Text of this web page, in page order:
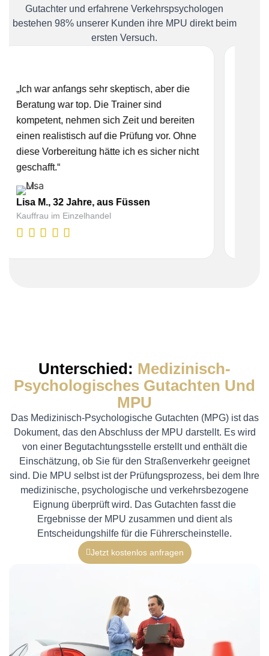
Gutachter und erfahrene Verkehrspsychologen
bestehen 98% unserer Kunden ihre MPU direkt beim
ersten Versuch.
anfangs sehr skeptisch, aber die
war top. Die Trainer sind
nehmen sich Zeit und bereiten
auf die Prüfung vor. Ohne
hätte ich es sicher nicht
32 Jahre, aus Füssen
Einzelhandel
„Ich hatte große
Das Team ist
motivierend. Ich
jedem empfehlen!“
Unterschied: Medizinisch-
Psychologisches Gutachten Und
MPU
Das Medizinisch-Psychologische Gutachten (MPG) ist das
Dokument, das den Abschluss der MPU darstellt. Es wird
von einer Begutachtungsstelle erstellt und enthält die
Einschätzung, ob Sie für den Straßenverkehr geeignet
sind. Die MPU selbst ist der Prüfungsprozess, bei dem Ihre
medizinische, psychologische und verkehrsbezogene
Eignung überprüft wird. Das Gutachten fasst die
Ergebnisse der MPU zusammen und dient als
Entscheidungshilfe für die Führerscheinstelle.
Jetzt kostenlos anfragen